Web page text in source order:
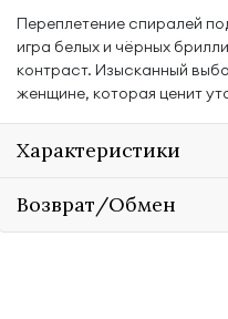
Переплетение спиралей
игра белых и чёрных
контраст. Изысканный
женщине, которая ценит
Характеристики
Возврат/Обмен